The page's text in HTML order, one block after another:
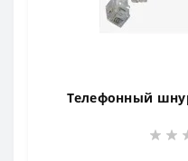
Телефонный